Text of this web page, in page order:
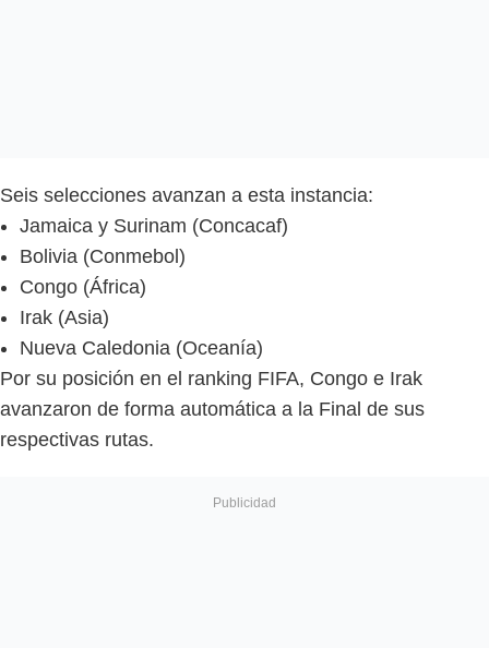
Seis selecciones avanzan a esta instancia:
Jamaica y Surinam (Concacaf)
Bolivia (Conmebol)
Congo (África)
Irak (Asia)
Nueva Caledonia (Oceanía)
Por su posición en el ranking FIFA, Congo e Irak
avanzaron de forma automática a la Final de sus
respectivas rutas.